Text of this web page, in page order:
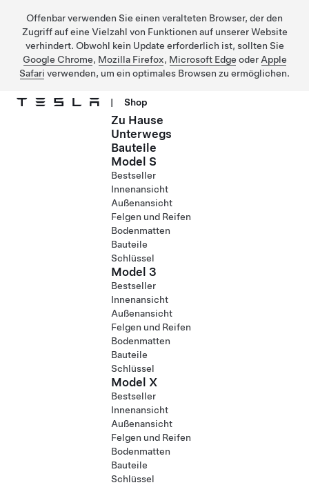
Offenbar verwenden Sie einen veralteten Browser, der den
Zugriff auf eine Vielzahl von Funktionen auf unserer Website
verhindert. Obwohl kein Update erforderlich ist, sollten Sie
Google Chrome, Mozilla Firefox, Microsoft Edge oder Apple
Safari verwenden, um ein optimales Browsen zu ermöglichen.
| Shop
Zu Hause
Unterwegs
Bauteile
Model S
Bestseller
Innenansicht
Außenansicht
Felgen und Reifen
Bodenmatten
Bauteile
Schlüssel
Model 3
Bestseller
Innenansicht
Außenansicht
Felgen und Reifen
Bodenmatten
Bauteile
Schlüssel
Model X
Bestseller
Innenansicht
Außenansicht
Felgen und Reifen
Bodenmatten
Bauteile
Schlüssel